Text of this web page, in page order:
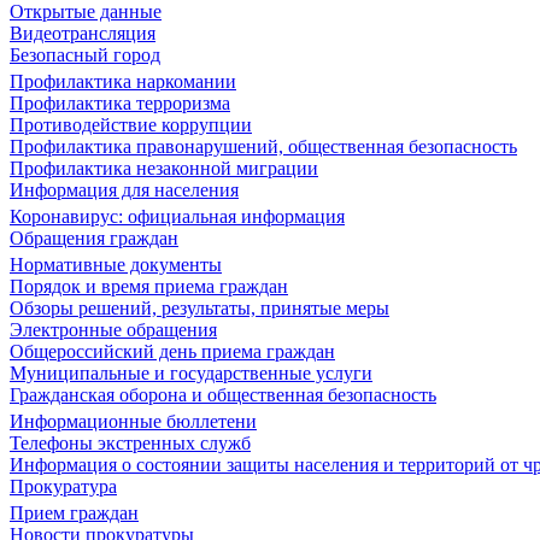
Открытые данные
Видеотрансляция
Безопасный город
Профилактика наркомании
Профилактика терроризма
Противодействие коррупции
Профилактика правонарушений, общественная безопасность
Профилактика незаконной миграции
Информация для населения
Коронавирус: официальная информация
Обращения граждан
Нормативные документы
Порядок и время приема граждан
Обзоры решений, результаты, принятые меры
Электронные обращения
Общероссийский день приема граждан
Муниципальные и государственные услуги
Гражданская оборона и общественная безопасность
Информационные бюллетени
Телефоны экстренных служб
Информация о состоянии защиты населения и территорий от
Прокуратура
Прием граждан
Новости прокуратуры